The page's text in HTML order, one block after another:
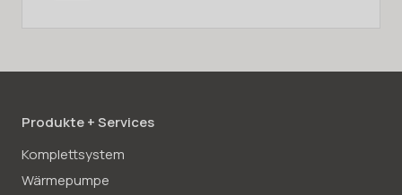
Produkte + Services
Komplettsystem
Wärmepumpe